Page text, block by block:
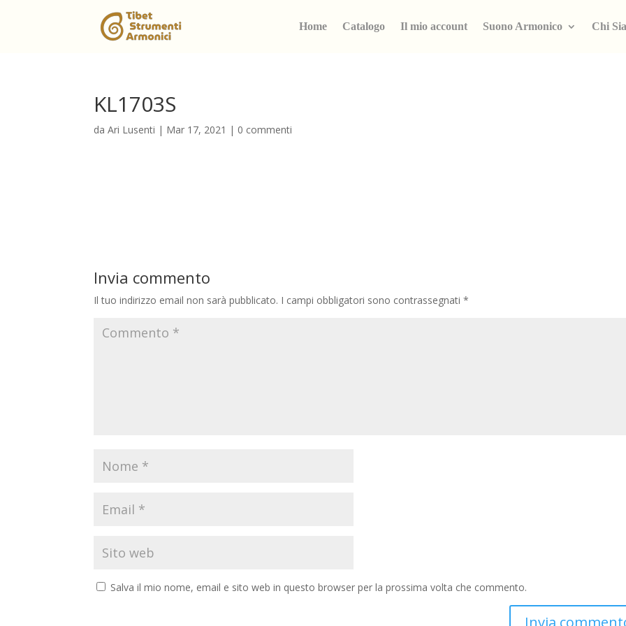
Home Catalogo Il mio account Suono Armonico Chi
KL1703S
daAri Lusenti | Mar 17, 2021 | 0 commenti
Invia commento
Il tuo indirizzo email non sarà pubblicato. I campi obbligatori sono contrassegnati*
Salva il mio nome, email e sito web in questo browser per la prossima volta che commento.